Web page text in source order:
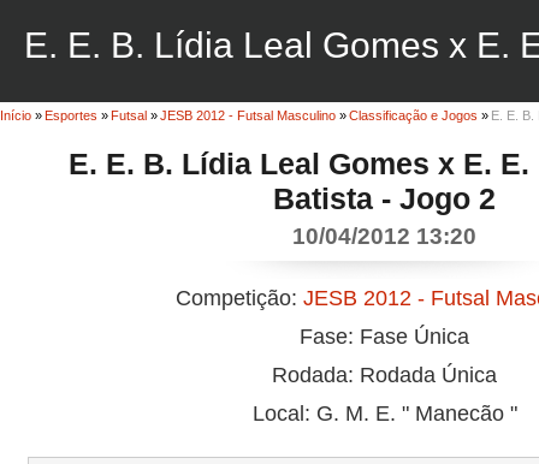
E. E. B. Lídia Leal Gomes x E.
Início »Esportes »Futsal »JESB 2012 - Futsal Masculino »Classificação e Jogos » E. E. B.
E. E. B. Lídia Leal Gomes x E.
Batista - Jogo 2
10/04/2012 13:20
Competição:JESB 2012 - Futsal
Fase: Fase Única
Rodada: Rodada Única
Local: G. M. E. " Manecão "